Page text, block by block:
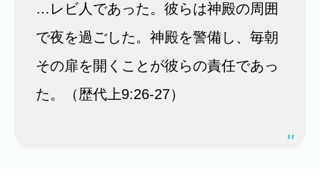
…レビ人であった。彼らは神殿の周囲
で夜を過ごした。神殿を警備し、毎朝
その扉を開くことが彼らの責任であっ
た。（歴代上9:26-27）